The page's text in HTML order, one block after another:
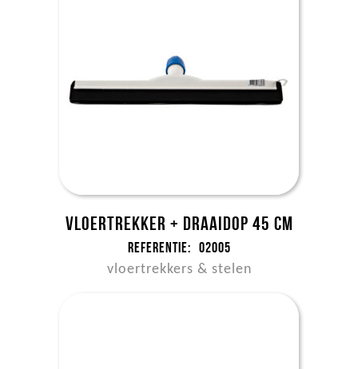
Vloertrekker + draaidop 45 cm
Referentie: 02005
vloertrekkers & stelen